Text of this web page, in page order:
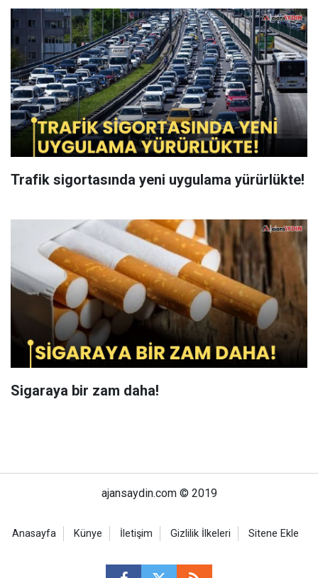
Trafik sigortasında yeni uygulama yürürlükte!
Sigaraya bir zam daha!
ajansaydin.com © 2019
Anasayfa Künye İletişim Gizlilik İlkeleri Sitene Ekle